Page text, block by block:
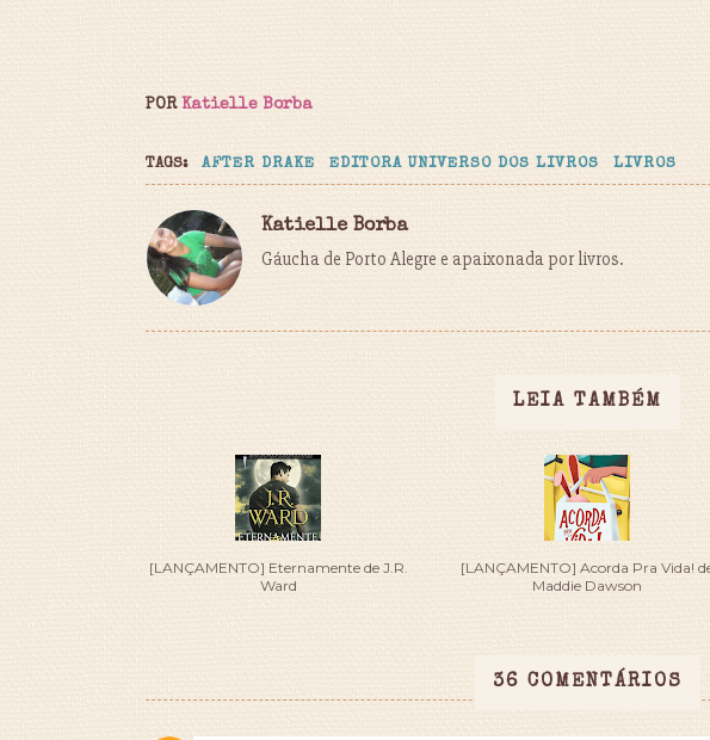
PORKatielle Borba
TAGS: AFTER DRAKE EDITORA UNIVERSO DOS LIVROS LIVROS
Katielle Borba
Gáucha de Porto Alegre e apaixonada por livros.
LEIA TAMBÉM
[LANÇAMENTO] Eternamente de J.R.
Ward
[LANÇAMENTO] Acorda Pra Vida!
Maddie Dawson
36 COMENTÁRIOS